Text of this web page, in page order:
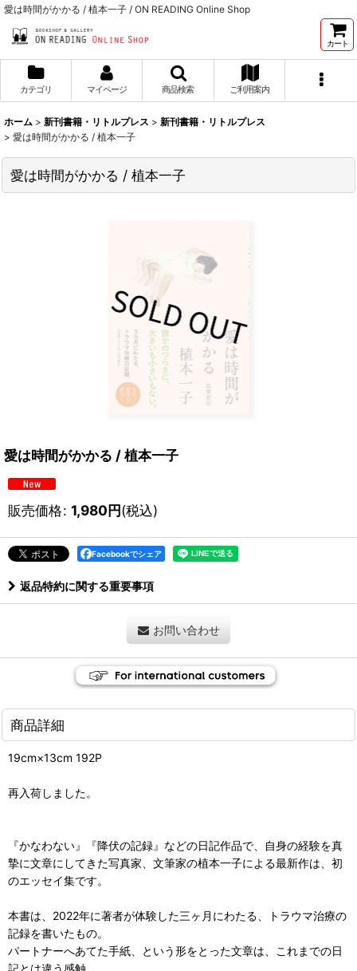
愛は時間がかかる / 植本一子 / ON READING Online Shop
カート
カテゴリ マイページ 商品検索 ご利用案内
ホーム > 新刊書籍・リトルプレス > 新刊書籍・リトルプレス
> 愛は時間がかかる / 植本一子
愛は時間がかかる / 植本一子
愛は時間がかかる / 植本一子
販売価格: 1,980円(税込)
Facebookでシェア
返品特約に関する重要事項
お問い合わせ
商品詳細
19cm×13cm 192P
再入荷しました。
『かなわない』『降伏の記録』などの日記作品で、自身の経験を真
摯に文章にしてきた写真家、文筆家の植本一子による最新作は、初
のエッセイ集です。
本書は、2022年に著者が体験した三ヶ月にわたる、トラウマ治療の
記録を書いたもの。
パートナーへあてた手紙、という形をとった文章は、これまでの日
記とは違う感触。